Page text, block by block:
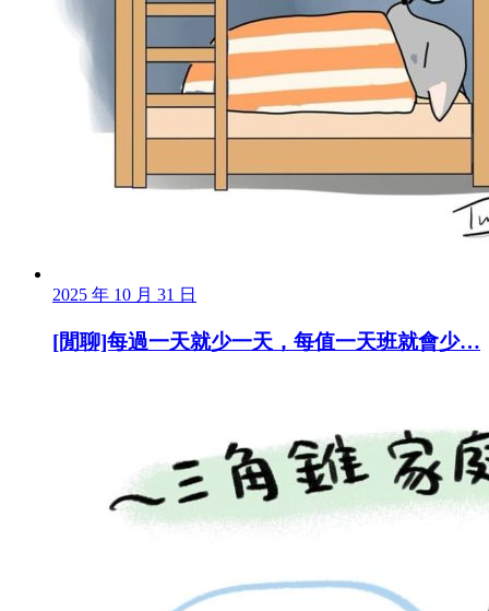
2025 年 10 月 31 日
[閒聊]每過一天就少一天，每值一天班就會少…